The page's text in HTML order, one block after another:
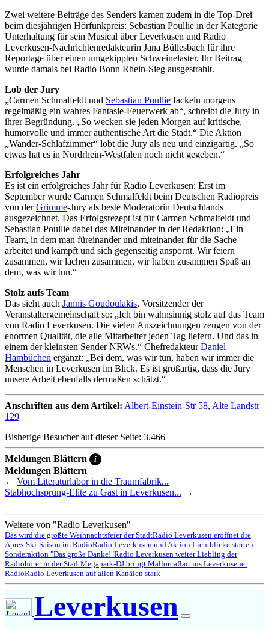
Zwei weitere Beiträge des Senders kamen zudem in die Top-Drei
beim diesjährigen Hörfunkpreis: Sebastian Poullie in der Kategorie
Unterhaltung für sein Musical über Leverkusen und Radio
Leverkusen-Nachrichtenredakteurin Jana Büllesbach für ihre
Reportage über einen umgekippten Schweinelaster. Ihr Beitrag
wurde damals bei Radio Bonn Rhein-Sieg ausgestrahlt.
Lob der Jury
„Carmen Schmalfeldt und Sebastian Poullie fackeln morgens
regelmäßig ein wahres Fantasie-Feuerwerk ab“, schreibt die Jury in
ihrer Begründung. „So wecken sie jeden Morgen auf kritische,
humorvolle und immer authentische Art die Stadt.“ Die Aktion
„Wander-Schlafzimmer“ lobt die Jury als neu und einzigartig. „So
etwas hat es in Nordrhein-Westfalen noch nicht gegeben.“
Erfolgreiches Jahr
Es ist ein erfolgreiches Jahr für Radio Leverkusen: Erst im
September wurde Carmen Schmalfeldt beim Deutschen Radiopreis
von derGrimme-Jury als beste Moderatorin Deutschlands
ausgezeichnet. Das Erfolgsrezept ist für Carmen Schmalfeldt und
Sebastian Poullie dabei das Miteinander in der Redaktion: „Ein
Team, in dem man füreinander und miteinander für die Sache
arbeitet und kämpft und sich gegenseitig anspornt. Wir feiern
zusammen, wir lachen zusammen, wir haben zusammen Spaß an
dem, was wir tun.“
Stolz aufs Team
Das sieht auch Jannis Goudoulakis, Vorsitzender der
Veranstaltergemeinschaft so: „Ich bin wahnsinnig stolz auf das Team
von Radio Leverkusen. Die vielen Auszeichnungen zeugen von der
enormen Qualität, die alle Mitarbeiter jeden Tag liefern. Und das in
einem der kleinsten Sender NRWs.“ ChefredakteurDaniel
Hambüchen ergänzt: „Bei dem, was wir tun, haben wir immer die
Menschen in Leverkusen im Blick. Es ist großartig, dass die Jury
unsere Arbeit ebenfalls dermaßen schätzt.“
Anschriften aus dem Artikel: Albert-Einstein-Str 58, Alte Landstr
129
Bisherige Besucher auf dieser Seite: 3.466
Meldungen Blättern i
Meldungen Blättern
← Vom Literaturlabor in die Traumfabrik...
Stabhochsprung-Elite zu Gast in Leverkusen... →
Weitere von "Radio Leverkusen"
Das wird die größte Weihnachtsfeier der StadtRadio Leverkusen eröffnet die
Après-Ski-Saison im RadioRadio Leverkusen und Aktion Lichtblicke starten
Sonderaktion "Das große Danke!"Radio Leverkusen weiter Liebling der
Radiohörer in der StadtMegapark-DJ bringt Mallorcaflair ins Leverkusener
RadioRadio Leverkusen auf allen Kanälen stark
Leverkusen